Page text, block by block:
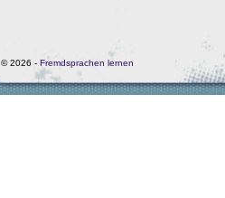
© 2026 - Fremdsprachen lernen